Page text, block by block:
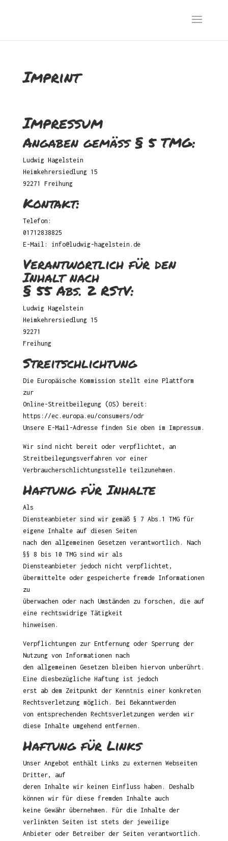
Imprint
Impressum
Angaben gemäß § 5 TMG:
Ludwig Hagelstein
Heimkehrersiedlung 15
92271 Freihung
Kontakt:
Telefon:
01712838825
E-Mail: info@ludwig-hagelstein.de
Verantwortlich für den
Inhalt nach
§ 55 Abs. 2 RStV:
Ludwig Hagelstein
Heimkehrersiedlung 15
92271
Freihung
Streitschlichtung
Die Europäische Kommission stellt eine Plattform
zur
Online-Streitbeilegung (OS) bereit:
https://ec.europa.eu/consumers/odr
Unsere E-Mail-Adresse finden Sie oben im Impressum.
Wir sind nicht bereit oder verpflichtet, an
Streitbeilegungsverfahren vor einer
Verbraucherschlichtungsstelle teilzunehmen.
Haftung für Inhalte
Als
Diensteanbieter sind wir gemäß § 7 Abs.1 TMG für
eigene Inhalte auf diesen Seiten
nach den allgemeinen Gesetzen verantwortlich. Nach
§§ 8 bis 10 TMG sind wir als
Diensteanbieter jedoch nicht verpflichtet,
übermittelte oder gespeicherte fremde Informationen
zu
überwachen oder nach Umständen zu forschen, die auf
eine rechtswidrige Tätigkeit
hinweisen.
Verpflichtungen zur Entfernung oder Sperrung der
Nutzung von Informationen nach
den allgemeinen Gesetzen bleiben hiervon unberührt.
Eine diesbezügliche Haftung ist jedoch
erst ab dem Zeitpunkt der Kenntnis einer konkreten
Rechtsverletzung möglich. Bei Bekanntwerden
von entsprechenden Rechtsverletzungen werden wir
diese Inhalte umgehend entfernen.
Haftung für Links
Unser Angebot enthält Links zu externen Webseiten
Dritter, auf
deren Inhalte wir keinen Einfluss haben. Deshalb
können wir für diese fremden Inhalte auch
keine Gewähr übernehmen. Für die Inhalte der
verlinkten Seiten ist stets der jeweilige
Anbieter oder Betreiber der Seiten verantwortlich.